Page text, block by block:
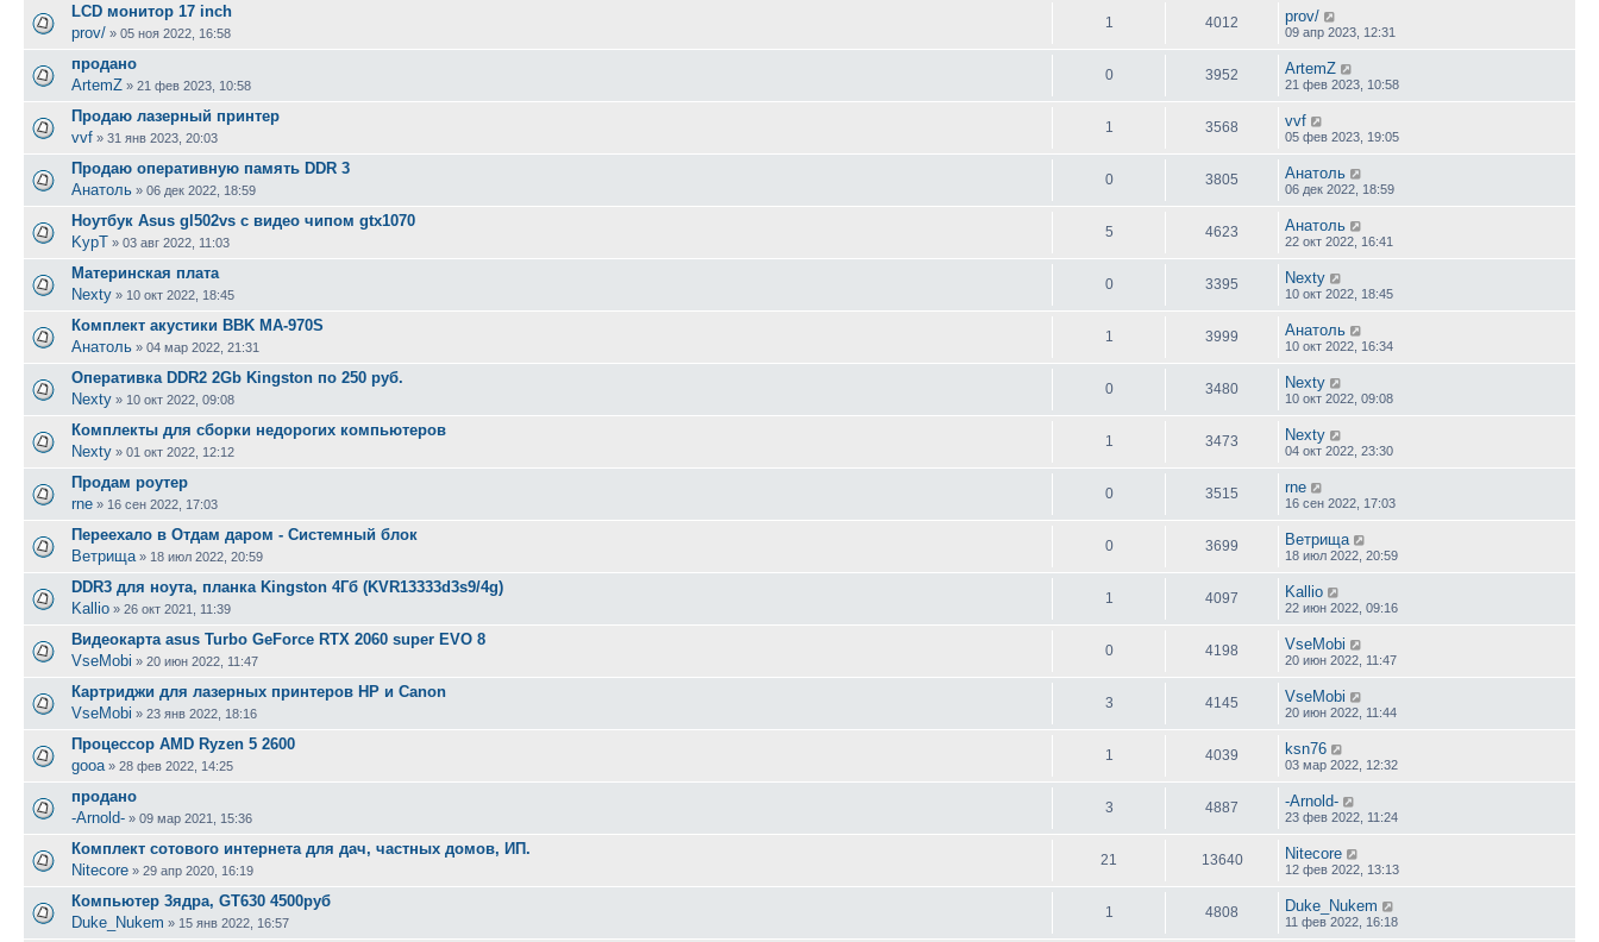
LCD монитор 17 inch
prov/ » 05 ноя 2022, 16:58
1 4012 prov/
09 апр 2023, 12:31
продано
ArtemZ » 21 фев 2023, 10:58
0 3952 ArtemZ
21 фев 2023, 10:58
Продаю лазерный принтер
vvf » 31 янв 2023, 20:03
1 3568 vvf
05 фев 2023, 19:05
Продаю оперативную память DDR 3
Анатоль » 06 дек 2022, 18:59
0 3805 Анатоль
06 дек 2022, 18:59
Ноутбук Asus gl502vs с видео чипом gtx1070
KypT » 03 авг 2022, 11:03
5 4623 Анатоль
22 окт 2022, 16:41
Материнская плата
Nexty » 10 окт 2022, 18:45
0 3395 Nexty
10 окт 2022, 18:45
Комплект акустики BBK MA-970S
Анатоль » 04 мар 2022, 21:31
1 3999 Анатоль
10 окт 2022, 16:34
Оперативка DDR2 2Gb Kingston по 250 руб.
Nexty » 10 окт 2022, 09:08
0 3480 Nexty
10 окт 2022, 09:08
Комплекты для сборки недорогих компьютеров
Nexty » 01 окт 2022, 12:12
1 3473 Nexty
04 окт 2022, 23:30
Продам роутер
rne » 16 сен 2022, 17:03
0 3515 rne
16 сен 2022, 17:03
Переехало в Отдам даром - Системный блок
Ветрища » 18 июл 2022, 20:59
0 3699 Ветрища
18 июл 2022, 20:59
DDR3 для ноута, планка Kingston 4Гб (KVR13333d3s9/4g)
Kallio » 26 окт 2021, 11:39
1 4097 Kallio
22 июн 2022, 09:16
Видеокарта asus Turbo GeForce RTX 2060 super EVO 8
VseMobi » 20 июн 2022, 11:47
0 4198 VseMobi
20 июн 2022, 11:47
Картриджи для лазерных принтеров HP и Canon
VseMobi » 23 янв 2022, 18:16
3 4145 VseMobi
20 июн 2022, 11:44
Процессор AMD Ryzen 5 2600
gooa » 28 фев 2022, 14:25
1 4039 ksn76
03 мар 2022, 12:32
продано
-Arnold- » 09 мар 2021, 15:36
3 4887 -Arnold-
23 фев 2022, 11:24
Комплект сотового интернета для дач, частных домов, ИП.
Nitecore » 29 апр 2020, 16:19
21 13640 Nitecore
12 фев 2022, 13:13
Компьютер 3ядра, GT630 4500руб
Duke_Nukem » 15 янв 2022, 16:57
1 4808 Duke_Nukem
11 фев 2022, 16:18